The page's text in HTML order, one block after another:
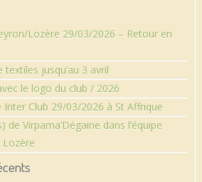
Lozère 29/03/2026 – Retour en
textiles jusqu’au 3 avril
le logo du club / 2026
Inter Club 29/03/2026 à St Affrique
de Virpama’Dégaine dans l’équipe